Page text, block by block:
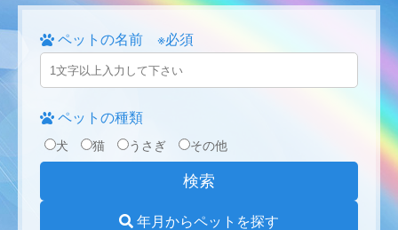
ペットの名前 ※必須
ペットの種類
犬 猫 うさぎ その他
年月からペットを探す